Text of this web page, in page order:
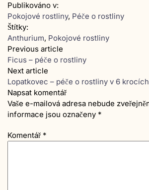
Publikováno v:
Pokojové rostliny, Péče o rostliny
Štítky:
Anthurium, Pokojové rostliny
Previous article
Ficus – péče o rostliny
Next article
Lopatkovec – péče o rostliny v 6 krocích
Napsat komentář
Vaše e-mailová adresa nebude
informace jsou označeny *
Komentář *